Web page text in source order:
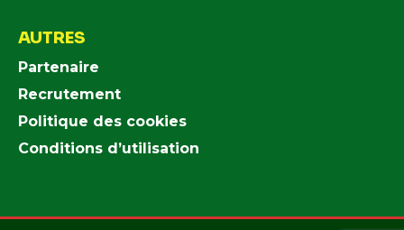
AUTRES
Partenaire
Recrutement
Politique des cookies
Conditions d’utilisation